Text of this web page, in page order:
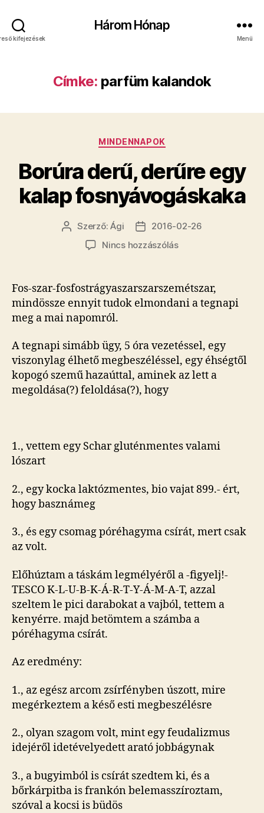
kifejezések
Három Hónap
Menü
Címke: parfüm kalandok
Kategóriák
MINDENNAPOK
Borúra derű, derűre egy
kalap fosnyávogáskaka
Bejegyzés
szerzője
Szerző:Ági
Bejegyzés
dátuma
2016-02-26
Nincs hozzászólása(z)
derűre
egy
kalap
Fos-szar-fosfostrágyaszarszarszemétszar,
mindössze ennyit tudok elmondani a tegnapi
meg a mai napomról.
A tegnapi simább ügy, 5 óra vezetéssel, egy
viszonylag élhető megbeszéléssel, egy éhségtől
kopogó szemű hazaúttal, aminek az lett a
megoldása(?) feloldása(?), hogy
1., vettem egy Schar gluténmentes valami
lószart
2., egy kocka laktózmentes, bio vajat 899.- ért,
hogy basznámeg
3., és egy csomag póréhagyma csírát, mert csak
az volt.
Előhúztam a táskám legmélyéről a -figyelj!-
TESCO K-L-U-B-K-Á-R-T-Y-Á-M-A-T, azzal
szeltem le pici darabokat a vajból, tettem a
kenyérre. majd betömtem a számba a
póréhagyma csírát.
Az eredmény:
1., az egész arcom zsírfényben úszott, mire
megérkeztem a késő esti megbeszélésre
2., olyan szagom volt, mint egy feudalizmus
idejéről idetévelyedett arató jobbágynak
3., a bugyimból is csírát szedtem ki, és a
bőrkárpitba is frankón belemasszíroztam,
szóval a kocsi is büdös